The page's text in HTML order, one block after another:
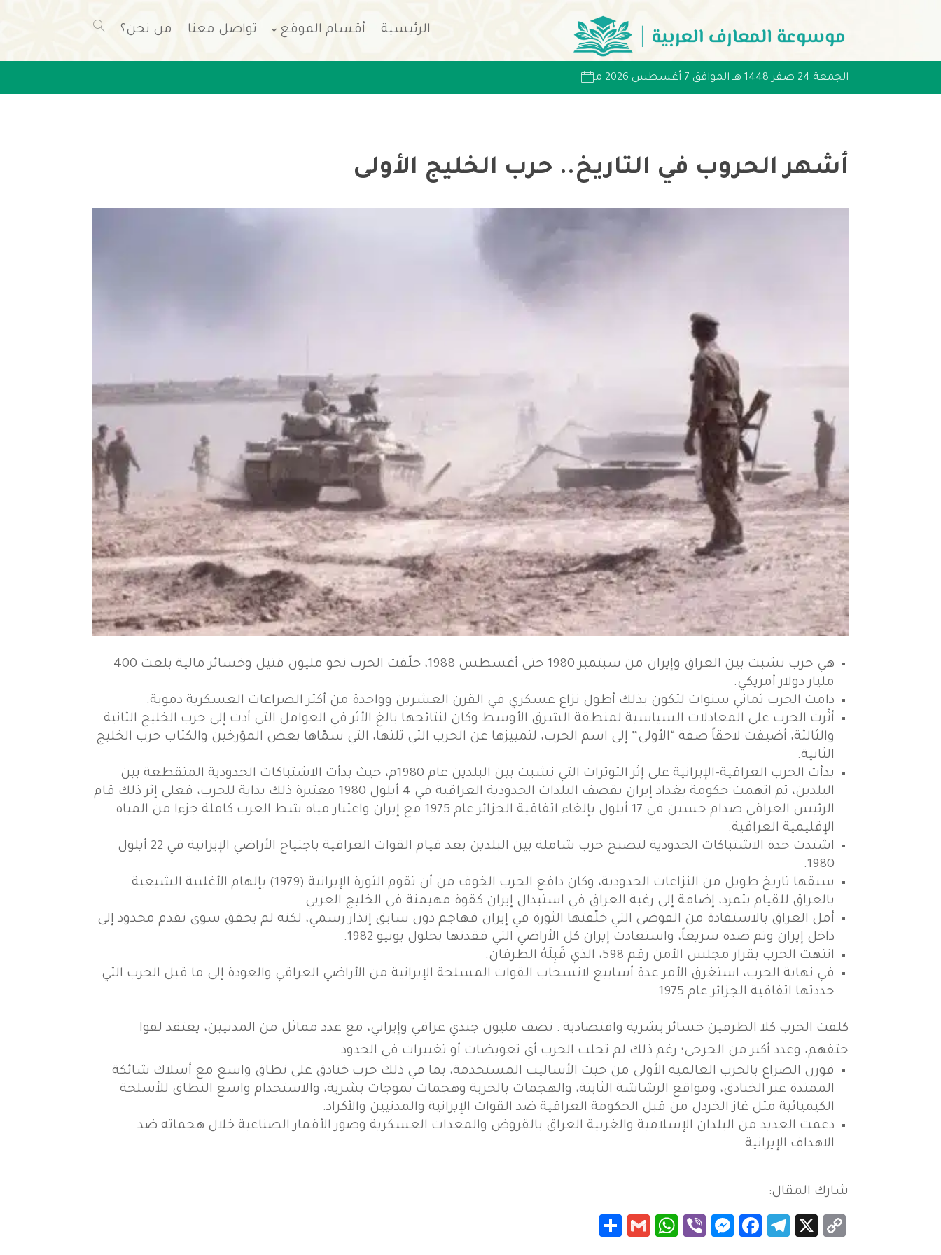
الرئيسية أقسام الموقع تواصل معنا من نحن؟
الجمعة 24 صفر 1448 هـ الموافق 7 أغسطس 2026 مـ
أشهر الحروب في التاريخ.. حرب الخليج الأولى
هي حرب نشبت بين العراق وإيران من سبتمبر 1980 حتى أغسطس 1988، خلّفت الحرب نحو مليون قتيل وخسائر مالية بلغت 400
مليار دولار أمريكي.
دامت الحرب ثماني سنوات لتكون بذلك أطول نزاع عسكري في القرن العشرين وواحدة من أكثر الصراعات العسكرية دموية.
أثّرت الحرب على المعادلات السياسية لمنطقة الشرق الأوسط وكان لنتائجها بالغ الأثر في العوامل التي أدت إلى حرب الخليج الثانية
والثالثة، أضيفت لاحقاً صفة “الأولى” إلى اسم الحرب، لتمييزها عن الحرب التي تلتها، التي سمّاها بعض المؤرخين والكتاب حرب الخليج
الثانية.
بدأت الحرب العراقية-الإيرانية على إثر التوترات التي نشبت بين البلدين عام 1980م، حيث بدأت الاشتباكات الحدودية المتقطعة بين
البلدين، ثم اتهمت حكومة بغداد إيران بقصف البلدات الحدودية العراقية في 4 أيلول 1980 معتبرة ذلك بداية للحرب، فعلى إثر ذلك قام
الرئيس العراقي صدام حسين في 17 أيلول بإلغاء اتفاقية الجزائر عام 1975 مع إيران واعتبار مياه شط العرب كاملة جزءا من المياه
الإقليمية العراقية.
اشتدت حدة الاشتباكات الحدودية لتصبح حرب شاملة بين البلدين بعد قيام القوات العراقية باجتياح الأراضي الإيرانية في 22 أيلول
1980.
سبقها تاريخ طويل من النزاعات الحدودية، وكان دافع الحرب الخوف من أن تقوم الثورة الإيرانية (1979) بإلهام الأغلبية الشيعية
بالعراق للقيام بتمرد، إضافة إلى رغبة العراق في استبدال إيران كقوة مهيمنة في الخليج العربي.
أمل العراق بالاستفادة من الفوضى التي خلّفتها الثورة في إيران فهاجم دون سابق إنذار رسمي، لكنه لم يحقق سوى تقدم محدود إلى
داخل إيران وتم صده سريعاً، واستعادت إيران كل الأراضي التي فقدتها بحلول يونيو 1982.
انتهت الحرب بقرار مجلس الأمن رقم 598، الذي قَبِلَهُ الطرفان.
في نهاية الحرب، استغرق الأمر عدة أسابيع لانسحاب القوات المسلحة الإيرانية من الأراضي العراقي والعودة إلى ما قبل الحرب التي
حددتها اتفاقية الجزائر عام 1975.
كلفت الحرب كلا الطرفين خسائر بشرية واقتصادية : نصف مليون جندي عراقي وإيراني، مع عدد مماثل من المدنيين، يعتقد لقوا
حتفهم، وعدد أكبر من الجرحى؛ رغم ذلك لم تجلب الحرب أي تعويضات أو تغييرات في الحدود.
قورن الصراع بالحرب العالمية الأولى من حيث الأساليب المستخدمة، بما في ذلك حرب خنادق على نطاق واسع مع أسلاك شائكة
الممتدة عبر الخنادق، ومواقع الرشاشة الثابتة، والهجمات بالحربة وهجمات بموجات بشرية، والاستخدام واسع النطاق للأسلحة
الكيميائية مثل غاز الخردل من قبل الحكومة العراقية ضد القوات الإيرانية والمدنيين والأكراد.
دعمت العديد من البلدان الإسلامية والغربية العراق بالقروض والمعدات العسكرية وصور الأقمار الصناعية خلال هجماته ضد
الاهداف الإيرانية.
شارك المقال:
Copy
X
Telegram
Facebook
Messenger
Viber
WhatsApp
Gmail